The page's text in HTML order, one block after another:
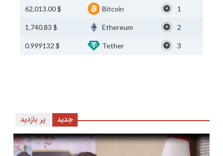
1
Bitcoin
$ 62,013.00
2
Ethereum
$ 1,740.83
3
Tether
$ 0.999132
پر بازدید جدید